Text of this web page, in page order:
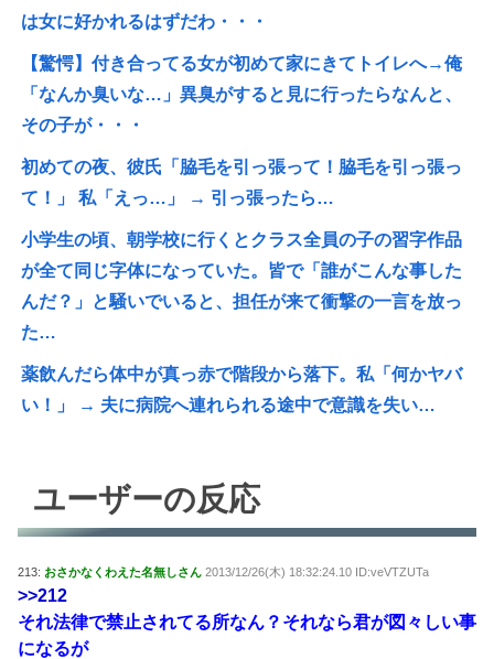
は女に好かれるはずだわ・・・
【驚愕】付き合ってる女が初めて家にきてトイレへ→俺
「なんか臭いな…」異臭がすると見に行ったらなんと、
その子が・・・
初めての夜、彼氏「脇毛を引っ張って！脇毛を引っ張っ
て！」 私「えっ…」 → 引っ張ったら…
小学生の頃、朝学校に行くとクラス全員の子の習字作品
が全て同じ字体になっていた。皆で「誰がこんな事した
んだ？」と騒いでいると、担任が来て衝撃の一言を放っ
た…
薬飲んだら体中が真っ赤で階段から落下。私「何かヤバ
い！」 → 夫に病院へ連れられる途中で意識を失い…
ユーザーの反応
213: おさかなくわえた名無しさん 2013/12/26(木) 18:32:24.10 ID:veVTZUTa
>>212
それ法律で禁止されてる所なん？それなら君が図々しい事
になるが